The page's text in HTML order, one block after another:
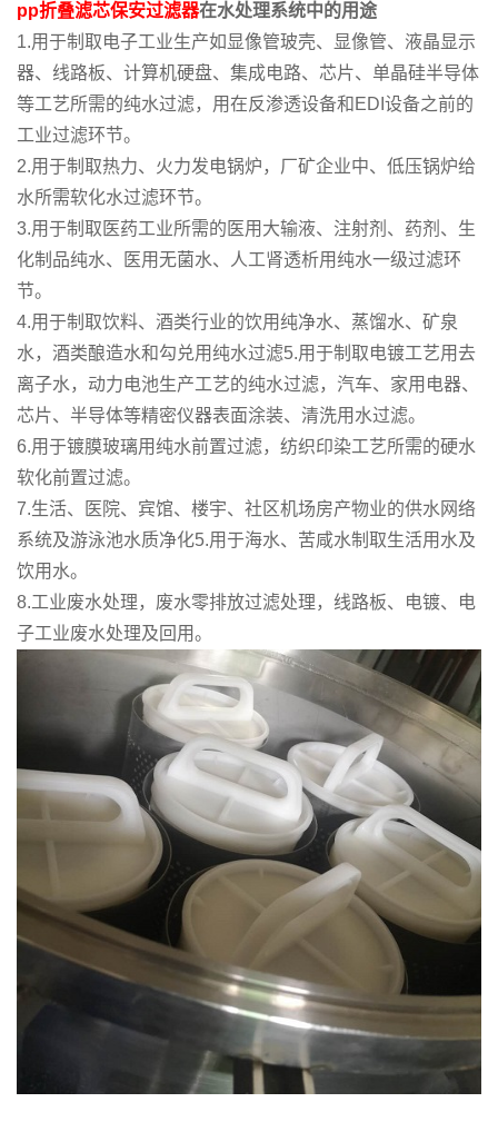
pp折叠滤芯保安过滤器在水处理系统中的用途
1.用于制取电子工业生产如显像管玻壳、显像管、液晶显示
器、线路板、计算机硬盘、集成电路、芯片、单晶硅半导体
等工艺所需的纯水过滤，用在反渗透设备和EDI设备之前的
工业过滤环节。
2.用于制取热力、火力发电锅炉，厂矿企业中、低压锅炉给
水所需软化水过滤环节。
3.用于制取医药工业所需的医用大输液、注射剂、药剂、生
化制品纯水、医用无菌水、人工肾透析用纯水一级过滤环
节。
4.用于制取饮料、酒类行业的饮用纯净水、蒸馏水、矿泉
水，酒类酿造水和勾兑用纯水过滤5.用于制取电镀工艺用去
离子水，动力电池生产工艺的纯水过滤，汽车、家用电器、
芯片、半导体等精密仪器表面涂装、清洗用水过滤。
6.用于镀膜玻璃用纯水前置过滤，纺织印染工艺所需的硬水
软化前置过滤。
7.生活、医院、宾馆、楼宇、社区机场房产物业的供水网络
系统及游泳池水质净化5.用于海水、苦咸水制取生活用水及
饮用水。
8.工业废水处理，废水零排放过滤处理，线路板、电镀、电
子工业废水处理及回用。